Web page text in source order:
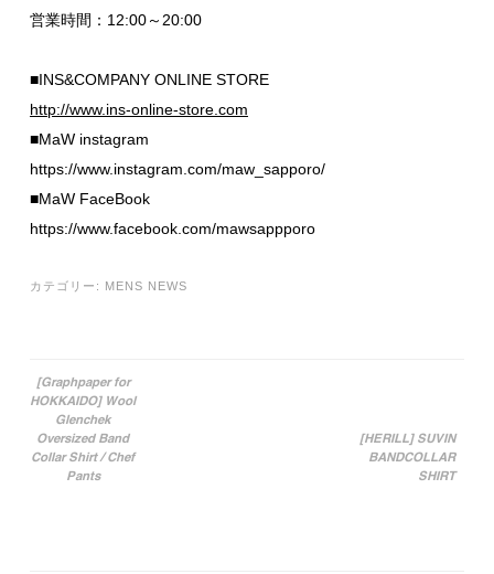
営業時間：12:00～20:00
■INS&COMPANY ONLINE STORE
http://www.ins-online-store.com
■MaW instagram
https://www.instagram.com/maw_sapporo/
■MaW FaceBook
https://www.facebook.com/mawsappporo
カテゴリー: MENS NEWS
投稿ナビゲーション
[Graphpaper for
HOKKAIDO] Wool
Glenchek
Oversized Band
Collar Shirt / Chef
Pants
[HERILL] SUVIN
BANDCOLLAR
SHIRT